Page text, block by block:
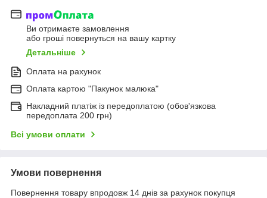
Ви отримаєте замовлення
або гроші повернуться на вашу картку
Детальніше
Оплата на рахунок
Оплата картою "Пакунок малюка"
Накладний платіж із передоплатою (обов'язкова
передоплата 200 грн)
Всі умови оплати
Умови повернення
Повернення товару впродовж 14 днів за рахунок покупця